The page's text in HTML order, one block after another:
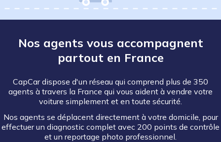
Nos agents vous accompagnent
partout en France
CapCar dispose d'un réseau qui comprend plus de 350
agents à travers la France qui vous aident à vendre votre
voiture simplement et en toute sécurité.
Nos agents se déplacent directement à votre domicile, pour
effectuer un diagnostic complet avec 200 points de contrôle
et un reportage photo professionnel.